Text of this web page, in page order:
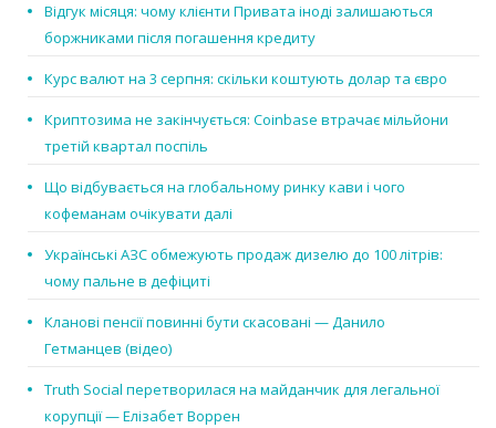
Відгук місяця: чому клієнти Привата іноді залишаються
боржниками після погашення кредиту
Курс валют на 3 серпня: скільки коштують долар та євро
Криптозима не закінчується: Coinbase втрачає мільйони
третій квартал поспіль
Що відбувається на глобальному ринку кави і чого
кофеманам очікувати далі
Українські АЗС обмежують продаж дизелю до 100 літрів:
чому пальне в дефіциті
Кланові пенсії повинні бути скасовані — Данило
Гетманцев (відео)
Truth Social перетворилася на майданчик для легальної
корупції — Елізабет Воррен